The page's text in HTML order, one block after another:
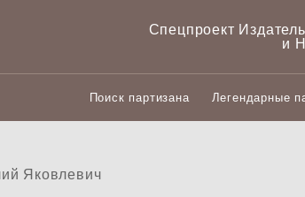
Спецпроект
и
Поиск партизана Легендарные
Яковлевич